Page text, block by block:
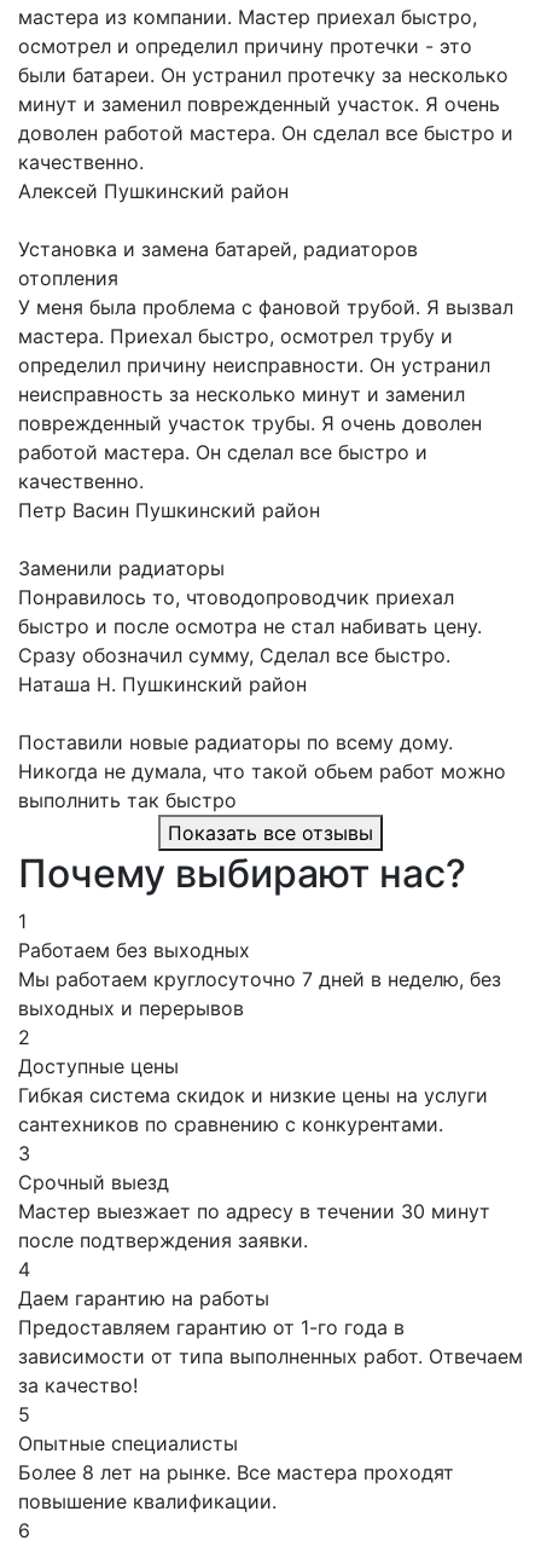
мастера из компании. Мастер приехал быстро,
осмотрел и определил причину протечки - это
были батареи. Он устранил протечку за несколько
минут и заменил поврежденный участок. Я очень
доволен работой мастера. Он сделал все быстро и
качественно.
Алексей Пушкинский район
Установка и замена батарей, радиаторов
отопления
У меня была проблема с фановой трубой. Я вызвал
мастера. Приехал быстро, осмотрел трубу и
определил причину неисправности. Он устранил
неисправность за несколько минут и заменил
поврежденный участок трубы. Я очень доволен
работой мастера. Он сделал все быстро и
качественно.
Петр Васин Пушкинский район
Заменили радиаторы
Понравилось то, чтоводопроводчик приехал
быстро и после осмотра не стал набивать цену.
Сразу обозначил сумму, Сделал все быстро.
Наташа Н. Пушкинский район
Поставили новые радиаторы по всему дому.
Никогда не думала, что такой обьем работ можно
выполнить так быстро
Показать все отзывы
Почему выбирают нас?
1
Работаем без выходных
Мы работаем круглосуточно 7 дней в неделю, без
выходных и перерывов
2
Доступные цены
Гибкая система скидок и низкие цены на услуги
сантехников по сравнению с конкурентами.
3
Срочный выезд
Мастер выезжает по адресу в течении 30 минут
после подтверждения заявки.
4
Даем гарантию на работы
Предоставляем гарантию от 1-го года в
зависимости от типа выполненных работ. Отвечаем
за качество!
5
Опытные специалисты
Более 8 лет на рынке. Все мастера проходят
повышение квалификации.
6